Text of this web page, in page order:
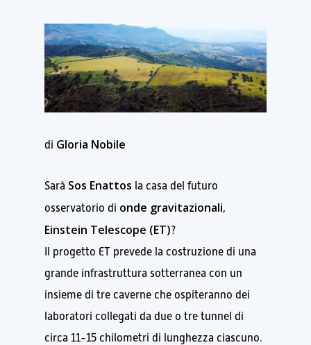
di Gloria Nobile
Sarà Sos Enattos la casa del futuro
osservatorio di onde gravitazionali,
Einstein Telescope (ET)?
Il progetto ET prevede la costruzione di una
grande infrastruttura sotterranea con un
insieme di tre caverne che ospiteranno dei
laboratori collegati da due o tre tunnel di
circa 11-15 chilometri di lunghezza ciascuno.